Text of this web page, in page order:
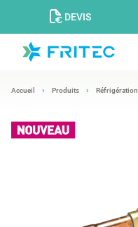
DEVIS
Accueil Produits Réfrigération